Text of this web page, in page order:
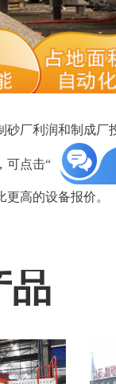
砂厂利润和制成
可点击“
高的设备报价。
品